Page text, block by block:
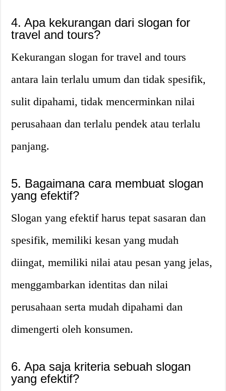
4. Apa kekurangan dari slogan for
travel and tours?
Kekurangan slogan for travel and tours
antara lain terlalu umum dan tidak spesifik,
sulit dipahami, tidak mencerminkan nilai
perusahaan dan terlalu pendek atau terlalu
panjang.
5. Bagaimana cara membuat slogan
yang efektif?
Slogan yang efektif harus tepat sasaran dan
spesifik, memiliki kesan yang mudah
diingat, memiliki nilai atau pesan yang jelas,
menggambarkan identitas dan nilai
perusahaan serta mudah dipahami dan
dimengerti oleh konsumen.
6. Apa saja kriteria sebuah slogan
yang efektif?